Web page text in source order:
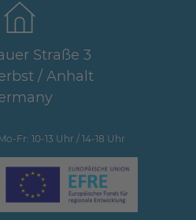
Straße 3
/ Anhalt
Fr: 10-13 Uhr / 14-18 Uhr